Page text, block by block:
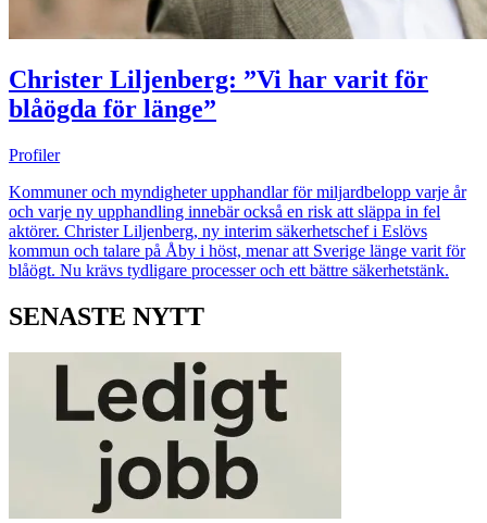
Christer Liljenberg: ”Vi har varit för
blåögda för länge”
Profiler
Kommuner och myndigheter upphandlar för miljardbelopp varje år
och varje ny upphandling innebär också en risk att släppa in fel
aktörer. Christer Liljenberg, ny interim säkerhetschef i Eslövs
kommun och talare på Åby i höst, menar att Sverige länge varit för
blåögt. Nu krävs tydligare processer och ett bättre säkerhetstänk.
SENASTE NYTT